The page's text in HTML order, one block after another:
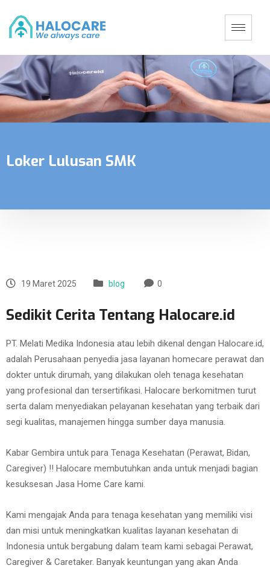
Loker Lulusan SMK
19 Maret 2025 blog 0
Sedikit Cerita Tentang Halocare.id
PT. Melati Medika Indonesia atau lebih dikenal dengan Halocare.id,
adalah Perusahaan penyedia jasa layanan homecare perawat dan
dokter untuk dirumah, yang dilakukan oleh tenaga kesehatan
yang profesional dan tersertifikasi. Halocare berkomitmen turut
serta dalam menyediakan pelayanan kesehatan yang terbaik dari
segi kualitas, manajemen hingga sumber daya manusia.
Kabar Gembira untuk para Tenaga Kesehatan (Perawat, Bidan,
Caregiver) !! Halocare membutuhkan anda untuk menjadi bagian
kesuksesan Jasa Home Care kami.
Kami mengajak Anda para tenaga kesehatan yang memiliki visi
dan misi untuk meningkatkan kualitas layanan kesehatan di
Indonesia untuk bergabung dalam team kami sebagai Perawat,
Caregiver & Caretaker. Banyak keuntungan yang akan Anda